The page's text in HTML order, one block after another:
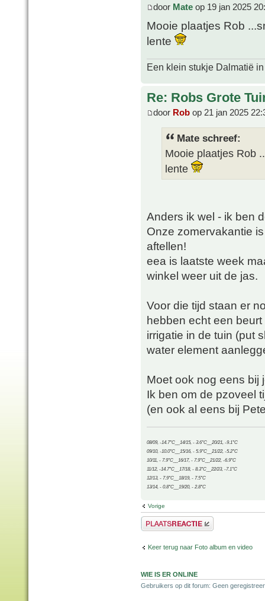
door Mate op 19 jan 2025
Mooie plaatjes Rob
lente
Een klein stukje Dalmatië
Re: Robs Grote
door Rob op 21 jan 2025
Mate schreef:
Mooie plaatjes Rob
lente
Anders ik wel - ik ben
Onze zomervakantie
aftellen!
eea is laatste week
winkel weer uit de jas.
Voor die tijd staan er
hebben echt een
irrigatie in de tuin (put
water element
Moet ook nog eens bij
Ik ben om de pzoveel
(en ook al eens bij
08/09, -14.7°C__14/15, - 3.6°C__20/21, -9.1°C
09/10, -10.0°C__15/16, - 5.9°C__21/22, -5.2°C
10/11, - 7.9°C__16/17, - 7.9°C__21/22, -6.9°C
11/12, -14.7°C__17/18, - 8.3°C__22/23, -7.1°C
12/13, - 7.9°C__18/19, - 7.5°C
13/14, - 0.8°C__19/20, - 2.8°C
Vorige
Plaats een reactie
Keer terug naar Foto album en video
WIE IS ER ONLINE
Gebruikers op dit forum: Geen